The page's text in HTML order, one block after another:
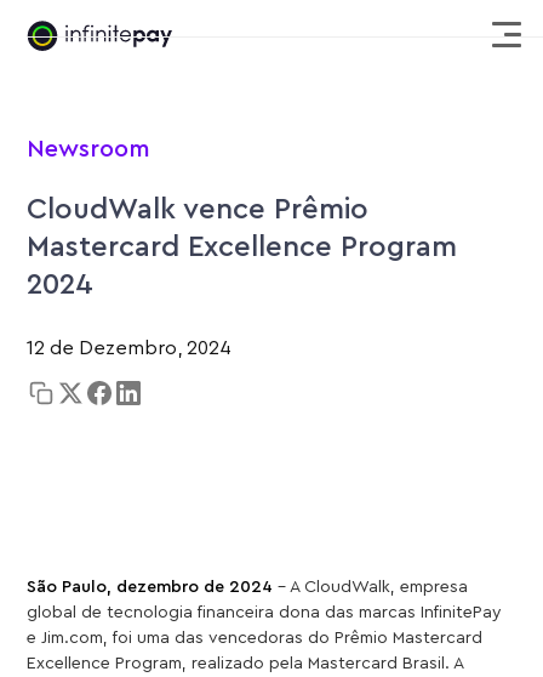
Newsroom
CloudWalk vence Prêmio
Mastercard Excellence Program
2024
São Paulo, dezembro de 2024– A CloudWalk, empresa
global de tecnologia financeira dona das marcas InfinitePay
e Jim.com, foi uma das vencedoras do Prêmio Mastercard
Excellence Program, realizado pela Mastercard Brasil. A
12 de Dezembro, 2024